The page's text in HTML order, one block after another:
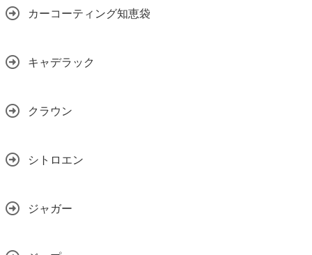
カーコーティング知恵袋
キャデラック
クラウン
シトロエン
ジャガー